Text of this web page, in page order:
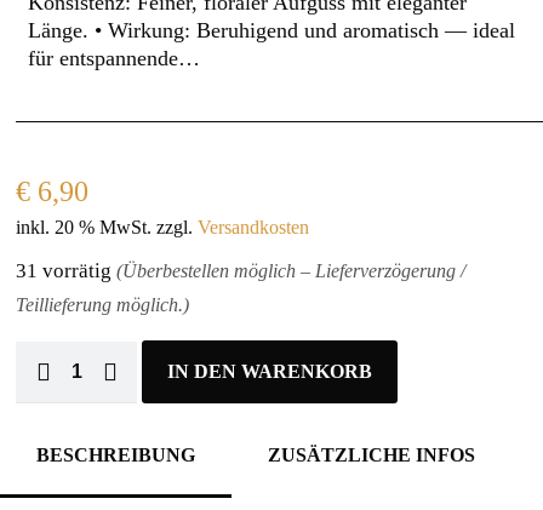
Länge. • Wirkung: Beruhigend und aromatisch — ideal
für entspannende…
€ 6,90
inkl. 20 % MwSt. zzgl.Versandkosten
31 vorrätig(Überbestellen möglich – Lieferverzögerung /
Teillieferung möglich.)
IN DEN WARENKORB
BESCHREIBUNG ZUSÄTZLICHE INFOS